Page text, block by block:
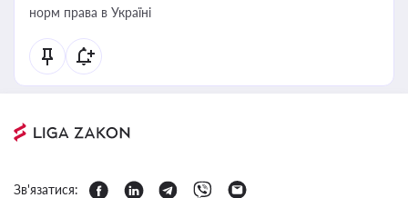
норм права в Україні
Зв'язатися: